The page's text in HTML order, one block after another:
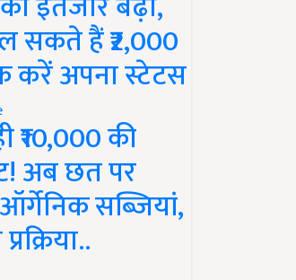
सकते हैं ₹2,000
अपना स्टेटस
₹10,000 की
अब छत पर
सब्जियां,